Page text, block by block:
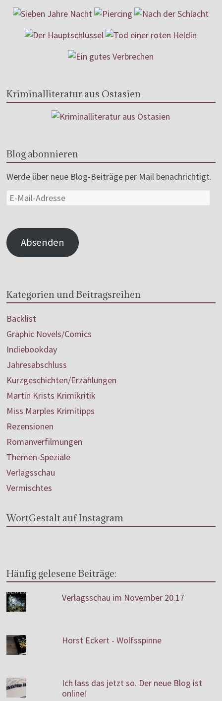
Kriminalliteratur aus Ostasien
Blog abonnieren
Werde über neue Blog-Beiträge per Mail benachrichtigt.
Absenden
Kategorien und Beitragsreihen
Backlist
Graphic Novels/Comics
Indiebookday
Jahresabschluss
Kurzgeschichten/Erzählungen
Martin Krists Krimikritik
Miss Marples Krimitipps
Rezensionen
Romanverfilmungen
Themen-Speziale
Verlagsschau
Vermischtes
WortGestalt auf Instagram
Häufig gelesene Beiträge:
Verlagsschau im November 20.17
Horst Eckert - Wolfsspinne
Ich lass das jetzt so. Der neue Blog ist
online!